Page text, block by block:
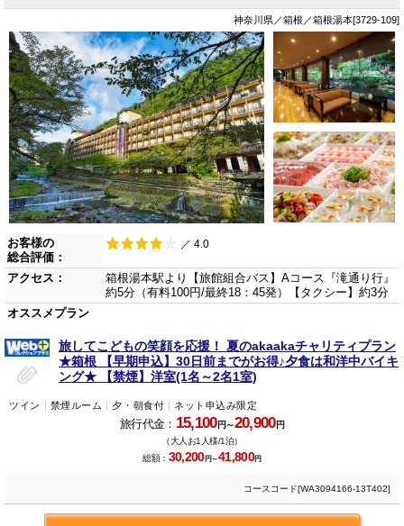
神奈川県／箱根／箱根湯本[3729-109]
お客様の
総合評価：
／ 4.0
アクセス：
箱根湯本駅より【旅館組合バス】Aコース『滝通り行』
約5分（有料100円/最終18：45発）【タクシー】約3分
オススメプラン
旅してこどもの笑顔を応援！ 夏のakaakaチャリティプラン
★箱根 【早期申込】30日前までがお得♪夕食は和洋中バイキ
ング★ 【禁煙】洋室(1名～2名1室)
ツイン 禁煙ルーム 夕・朝食付 ネット申込み限定
旅行代金： 15,100円～20,900円
（大人お1人様/1泊）
総額： 30,200円～41,800円
コースコード[WA3094166-13T402]